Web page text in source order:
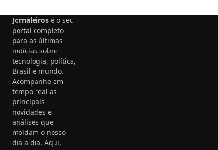
Jornaleiros é o seu
portal completo
para as últimas
notícias sobre
tecnologia, política,
Brasil e mundo.
Acompanhe em
tempo real as
principais
novidades e
análises que
moldam o nosso
dia a dia. Aqui,